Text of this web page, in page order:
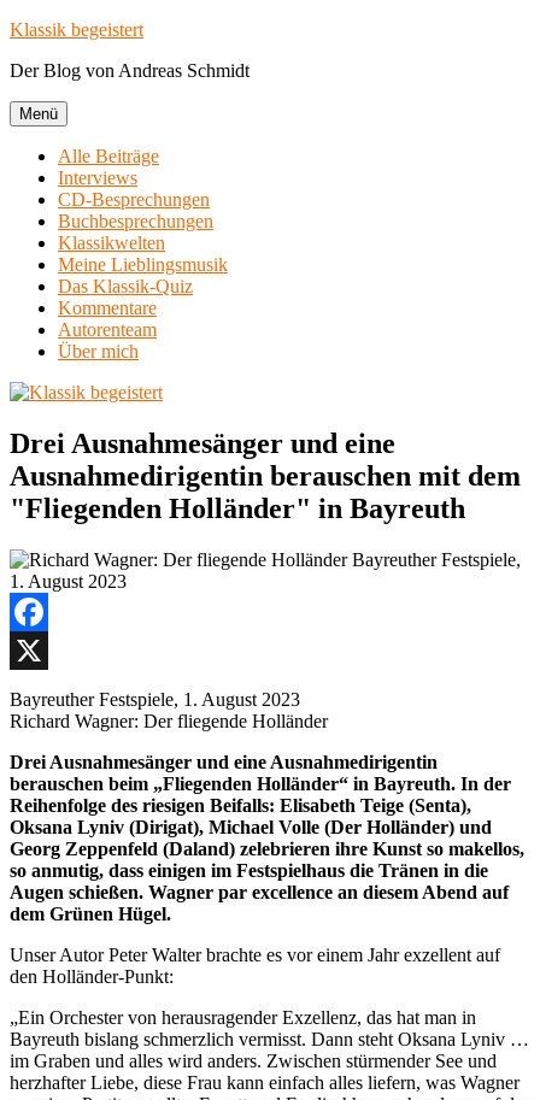
Zum
springen
Klassik begeistert
Der Blog von Andreas Schmidt
Menü
Alle Beiträge
Interviews
CD-Besprechungen
Buchbesprechungen
Klassikwelten
Meine Lieblingsmusik
Das Klassik-Quiz
Kommentare
Autorenteam
Über mich
Drei Ausnahmesänger und eine
Ausnahmedirigentin berauschen mit dem
"Fliegenden Holländer" in Bayreuth
Facebook
X
Bayreuther Festspiele, 1. August 2023
Richard Wagner: Der fliegende Holländer
Drei Ausnahmesänger und eine Ausnahmedirigentin
berauschen beim „Fliegenden Holländer“ in Bayreuth. In der
Reihenfolge des riesigen Beifalls: Elisabeth Teige (Senta),
Oksana Lyniv (Dirigat), Michael Volle (Der Holländer) und
Georg Zeppenfeld (Daland) zelebrieren ihre Kunst so makellos,
so anmutig, dass einigen im Festspielhaus die Tränen in die
Augen schießen. Wagner par excellence an diesem Abend auf
dem Grünen Hügel.
Unser Autor Peter Walter brachte es vor einem Jahr exzellent auf
den Holländer-Punkt:
„Ein Orchester von herausragender Exzellenz, das hat man in
Bayreuth bislang schmerzlich vermisst. Dann steht Oksana Lyniv …
im Graben und alles wird anders. Zwischen stürmender See und
herzhafter Liebe, diese Frau kann einfach alles liefern, was Wagner